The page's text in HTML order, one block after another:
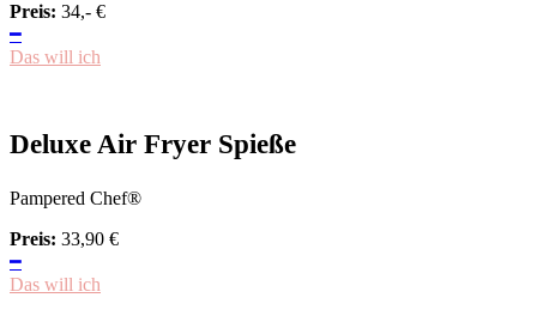
Preis: 34,- €
━
Das will ich
Deluxe Air Fryer Spieße
Pampered Chef®
Preis: 33,90 €
━
Das will ich